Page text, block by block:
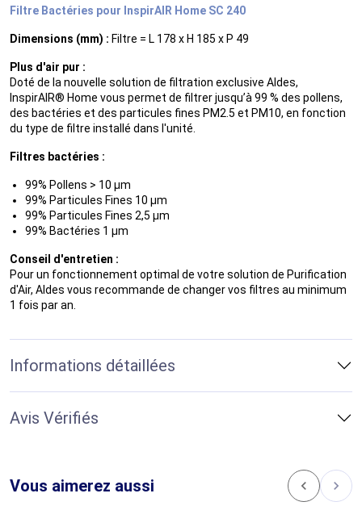
Filtre Bactéries pour InspirAIR Home SC 240
Dimensions (mm) : Filtre = L 178 x H 185 x P 49
Plus d'air pur :
Doté de la nouvelle solution de filtration exclusive Aldes,
InspirAIR® Home vous permet de filtrer jusqu’à 99 % des pollens,
des bactéries et des particules fines PM2.5 et PM10, en fonction
du type de filtre installé dans l'unité.
Filtres bactéries :
99% Pollens > 10 µm
99% Particules Fines 10 µm
99% Particules Fines 2,5 µm
99% Bactéries 1 µm
Conseil d'entretien :
Pour un fonctionnement optimal de votre solution de Purification
d'Air, Aldes vous recommande de changer vos filtres au minimum
1 fois par an.
Informations détaillées
Avis Vérifiés
Vous aimerez aussi chevron_left chevron_right